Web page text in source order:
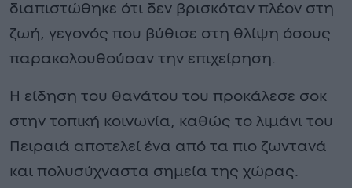
διαπιστώθηκε ότι δεν βρισκόταν πλέον στη
ζωή, γεγονός που βύθισε στη θλίψη όσους
παρακολουθούσαν την επιχείρηση.
Η είδηση του θανάτου του προκάλεσε σοκ
στην τοπική κοινωνία, καθώς το λιμάνι του
Πειραιά αποτελεί ένα από τα πιο ζωντανά
και πολυσύχναστα σημεία της χώρας.